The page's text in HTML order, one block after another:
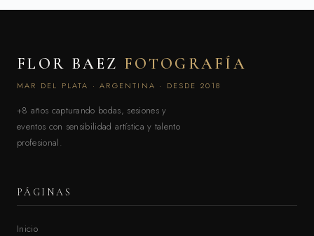
FLOR BAEZ FOTOGRAFÍA
MAR DEL PLATA · ARGENTINA · DESDE 2018
+8 años capturando bodas, sesiones y
eventos con sensibilidad artística y talento
profesional.
PÁGINAS
Inicio